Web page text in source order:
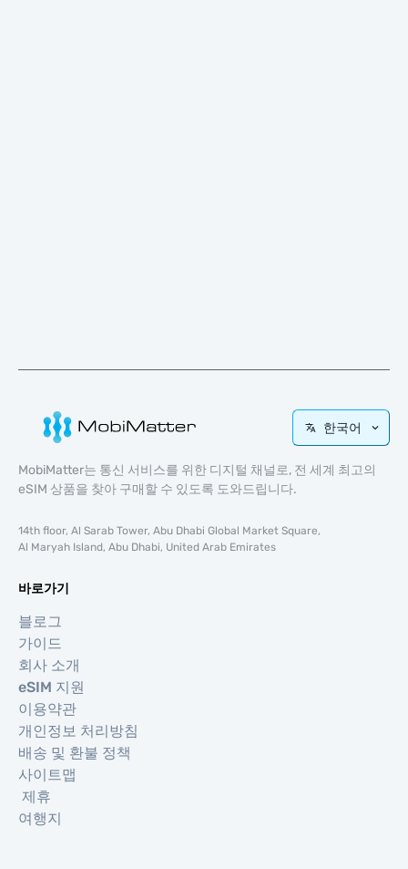
한국어
MobiMatter는 통신 서비스를 위한 디지털 채널로, 전 세계 최고의
eSIM 상품을 찾아 구매할 수 있도록 도와드립니다.
14th floor, Al Sarab Tower, Abu Dhabi Global Market Square,
Al Maryah Island, Abu Dhabi, United Arab Emirates
바로가기
블로그
가이드
회사 소개
eSIM 지원
이용약관
개인정보 처리방침
배송 및 환불 정책
사이트맵
제휴
여행지